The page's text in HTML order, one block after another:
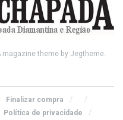
magazine theme by Jegtheme.
Finalizar compra
Política de privacidade